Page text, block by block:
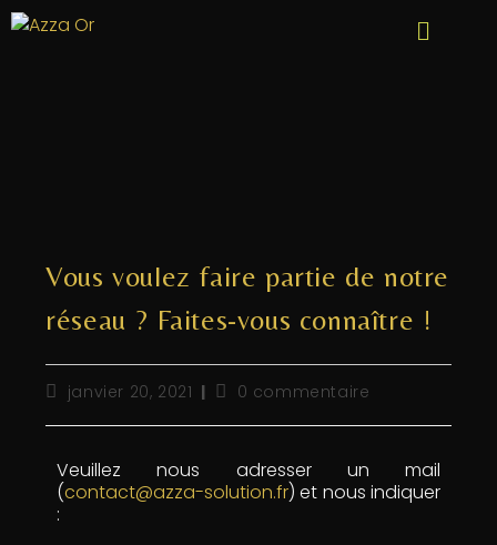
Vous voulez faire partie de notre
réseau ? Faites-vous connaître !
janvier 20, 2021 0 commentaire
Veuillez nous adresser un mail
(contact@azza-solution.fr) et nous indiquer
: